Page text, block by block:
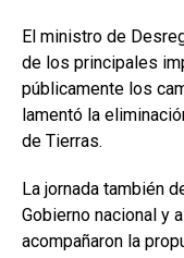
El ministro de
de los principales
públicamente los
lamentó la
de Tierras.
La jornada también
Gobierno nacional y
acompañaron la